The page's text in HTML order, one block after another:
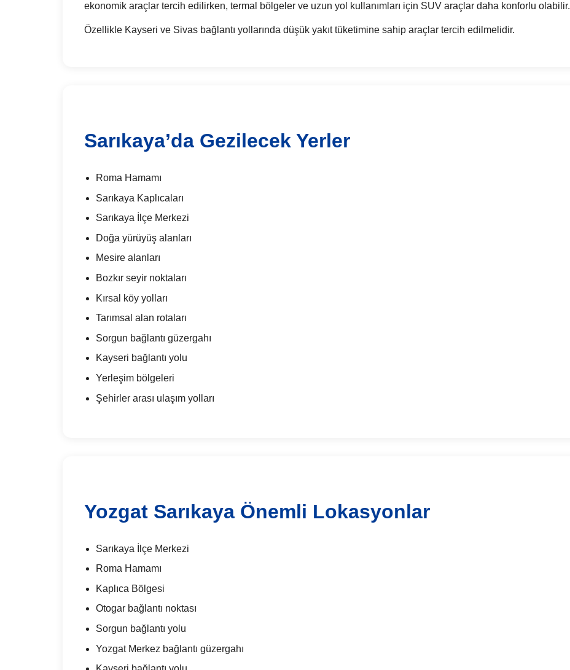
ekonomik araçlar tercih edilirken, termal bölgeler ve uzun yol kullanımları için SUV araçlar daha konforlu olabilir.
Özellikle Kayseri ve Sivas bağlantı yollarında düşük yakıt tüketimine sahip araçlar tercih edilmelidir.
Sarıkaya’da Gezilecek Yerler
Roma Hamamı
Sarıkaya Kaplıcaları
Sarıkaya İlçe Merkezi
Doğa yürüyüş alanları
Mesire alanları
Bozkır seyir noktaları
Kırsal köy yolları
Tarımsal alan rotaları
Sorgun bağlantı güzergahı
Kayseri bağlantı yolu
Yerleşim bölgeleri
Şehirler arası ulaşım yolları
Yozgat Sarıkaya Önemli Lokasyonlar
Sarıkaya İlçe Merkezi
Roma Hamamı
Kaplıca Bölgesi
Otogar bağlantı noktası
Sorgun bağlantı yolu
Yozgat Merkez bağlantı güzergahı